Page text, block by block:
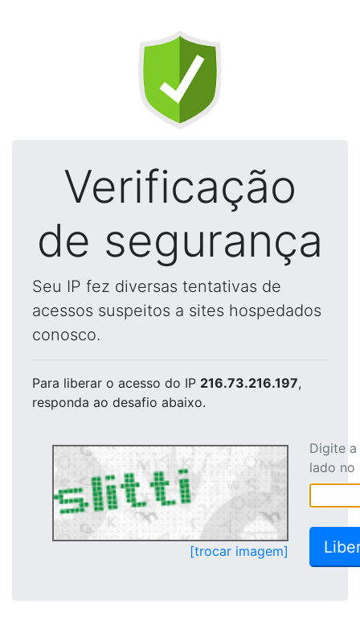
Verificação
de segurança
Seu IP fez diversas tentativas de
acessos suspeitos a sites hospedados
conosco.
Para liberar o acesso do IP 216.73.216.197,
responda ao desafio abaixo.
[trocar imagem]
Digite
lado no